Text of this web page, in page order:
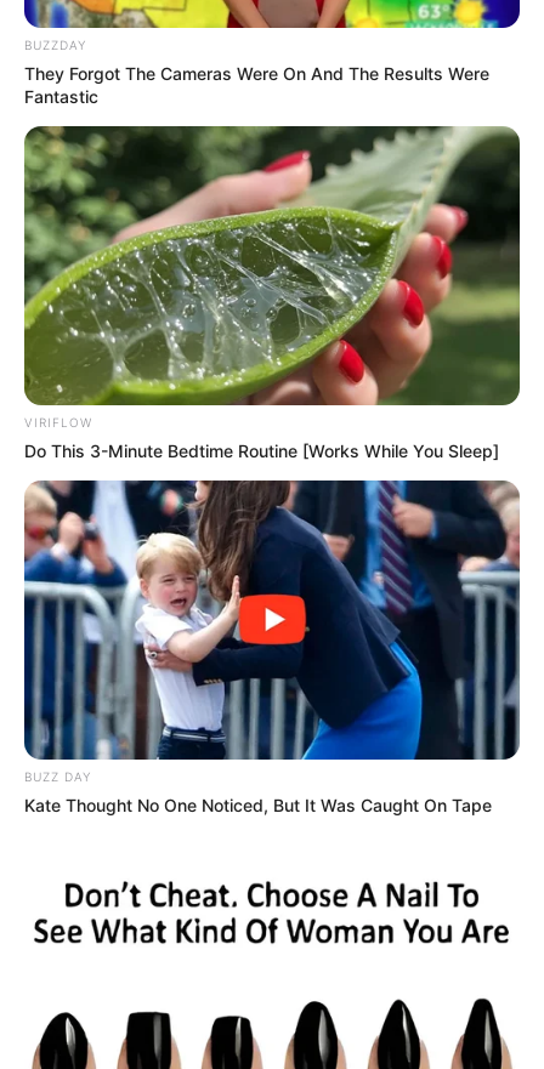
The Double
Lu Zhaozhao’s
Assassination Notes
The Princess Royal Enslaved by Love
Blade’s Dance With You
ULASAN
Alamat email Anda tidak akan dipublikasikan. Ruas yang wajib ditandai*
BUZZDAY
They Forgot The Cameras Were On And The Results Were
Fantastic
VIRIFLOW
Do This 3-Minute Bedtime Routine [Works While You Sleep]
BUZZ DAY
Kate Thought No One Noticed, But It Was Caught On Tape